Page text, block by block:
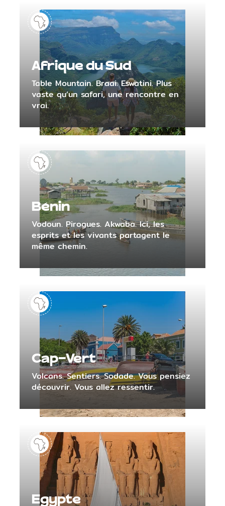
Afrique du Sud
Table Mountain. Braai. Eswatini. Plus
vaste qu’un safari, une rencontre en
vrai.
Bénin
Vodoun. Pirogues. Akwaba. Ici, les
esprits et les vivants partagent le
même chemin.
Cap-Vert
Volcans. Sentiers. Sodade. Vous pensiez
découvrir. Vous allez ressentir.
Egypte